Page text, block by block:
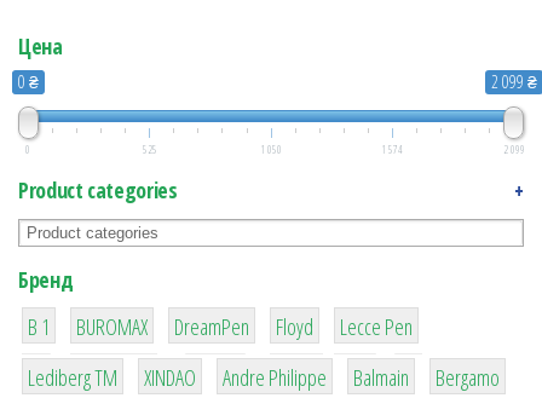
Цена
0 ₴ 2 099 ₴
0 525 1 050 1 574 2 099
Product categories +
Бренд
B 1
1
BUROMAX
1
DreamPen
2
Floyd
2
Lecce Pen
3
Lediberg ТМ
3
XINDAO
1
Andre Philippe
4
Balmain
26
Bergamo